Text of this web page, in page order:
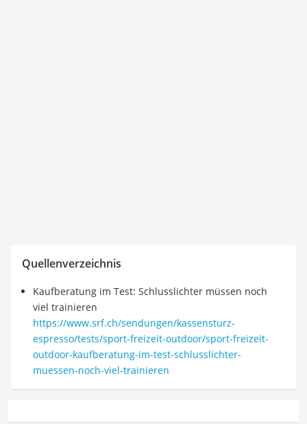
Quellenverzeichnis
Kaufberatung im Test: Schlusslichter müssen noch
viel trainieren
https://www.srf.ch/sendungen/kassensturz-
espresso/tests/sport-freizeit-outdoor/sport-freizeit-
outdoor-kaufberatung-im-test-schlusslichter-
muessen-noch-viel-trainieren